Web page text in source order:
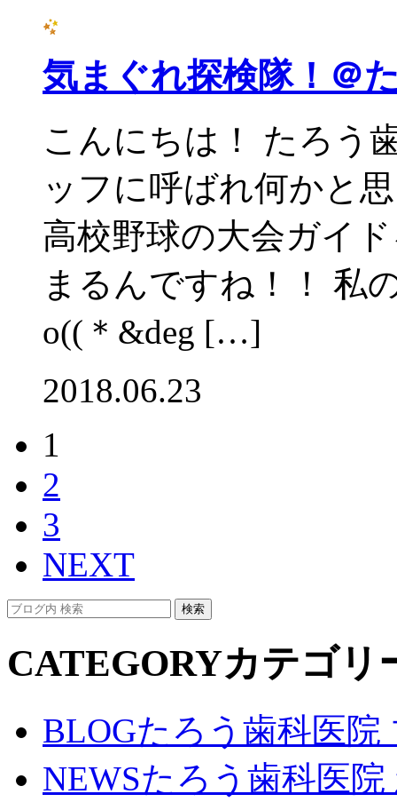
気まぐれ探検隊！＠
こんにちは！ たろう
ッフに呼ばれ何かと
高校野球の大会ガイ
まるんですね！！ 私
o((＊&deg […]
2018.06.23
1
2
3
NEXT
CATEGORYカテゴリ
BLOGたろう歯科医院
NEWSたろう歯科医院